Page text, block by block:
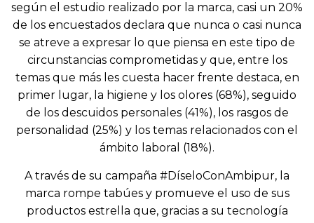
según el estudio realizado por la marca, casi un 20%
de los encuestados declara que nunca o casi nunca
se atreve a expresar lo que piensa en este tipo de
circunstancias comprometidas y que, entre los
temas que más les cuesta hacer frente destaca, en
primer lugar, la higiene y los olores (68%), seguido
de los descuidos personales (41%), los rasgos de
personalidad (25%) y los temas relacionados con el
ámbito laboral (18%).
A través de su campaña #DíseloConAmbipur, la
marca rompe tabúes y promueve el uso de sus
productos estrella que, gracias a su tecnología